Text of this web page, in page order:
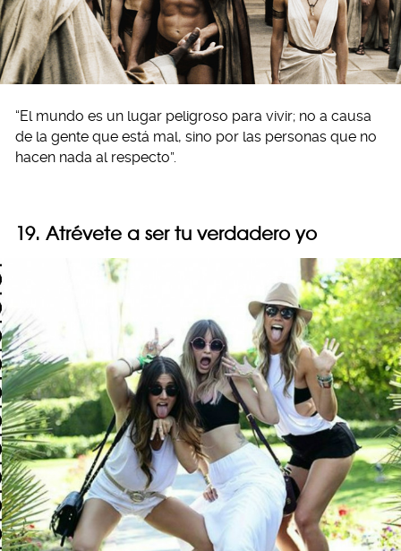
“El mundo es un lugar peligroso para vivir; no a causa
de la gente que está mal, sino por las personas que no
hacen nada al respecto”.
19. Atrévete a ser tu verdadero yo